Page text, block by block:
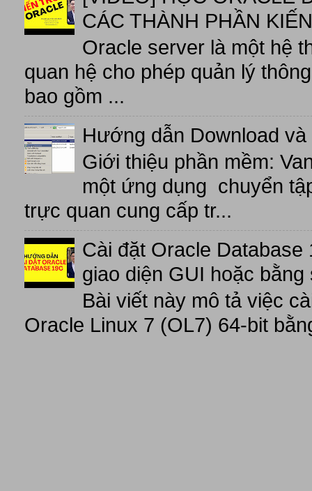
CÁC THÀNH PHẦN
Oracle server là một hệ
quan hệ cho phép quản lý
bao gồm ...
Hướng dẫn Download
Giới thiệu phần mềm:
một ứng dụng chuyển
trực quan cung cấp tr...
Cài đặt Oracle
giao diện GUI hoặc bằng
Bài viết này mô tả việc
Oracle Linux 7 (OL7) 64-bit